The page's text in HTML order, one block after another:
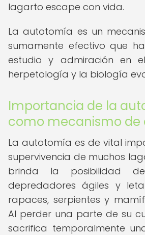
lagarto escape con vida.
La autotomía es un
sumamente efectivo que
estudio y admiración en
herpetología y la biología
Importancia de la
como mecanismo de
La autotomía es de vital
supervivencia de muchos
brinda la posibilidad
depredadores ágiles y
rapaces, serpientes y
Al perder una parte de su
sacrifica temporalmente